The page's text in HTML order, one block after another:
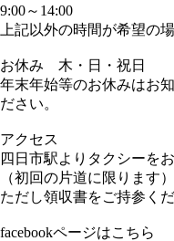
9:00～14:00
上記以外の時間が希望の
お休み 木・日・祝日
年末年始等のお休みはお
ださい。
アクセス
四日市駅よりタクシーを
（初回の片道に限ります）
ただし領収書をご持参くだ
facebookページはこちら